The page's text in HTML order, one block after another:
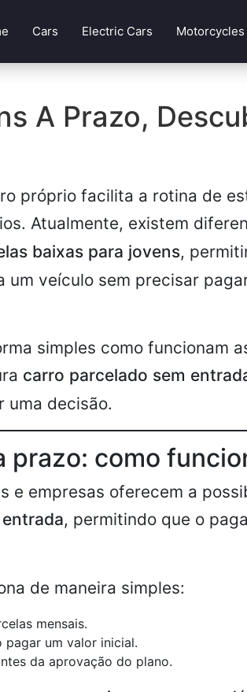
Cars Electric Cars Motorcycles
A Prazo,
próprio facilita a rotina de
Atualmente, existem
baixas para jovens,
um veículo sem precisar
simples como funcionam
carro parcelado sem
uma decisão.
prazo: como
e empresas oferecem a
, permitindo que o
de maneira simples:
mensais.
pagar um valor inicial.
da aprovação do plano.